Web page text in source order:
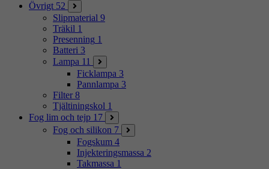
Övrigt 52
Slipmaterial 9
Träkil 1
Presenning 1
Batteri 3
Lampa 11
Ficklampa 3
Pannlampa 3
Filter 8
Tjältiningskol 1
Fog lim och tejp 17
Fog och silikon 7
Fogskum 4
Injekteringsmassa 2
Takmassa 1